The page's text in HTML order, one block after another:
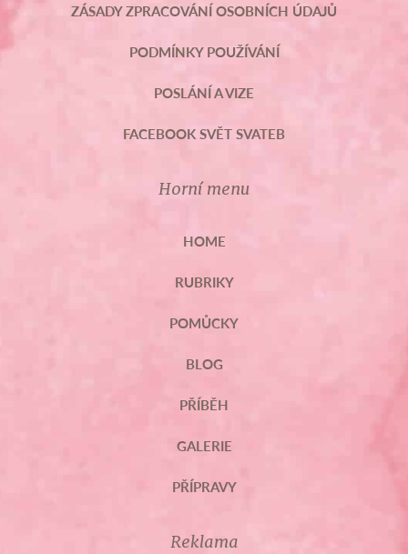
ZÁSADY ZPRACOVÁNÍ OSOBNÍCH ÚDAJŮ
PODMÍNKY POUŽÍVÁNÍ
POSLÁNÍ A VIZE
FACEBOOK SVĚT SVATEB
Horní menu
HOME
RUBRIKY
POMŮCKY
BLOG
PŘÍBĚH
GALERIE
PŘÍPRAVY
Reklama